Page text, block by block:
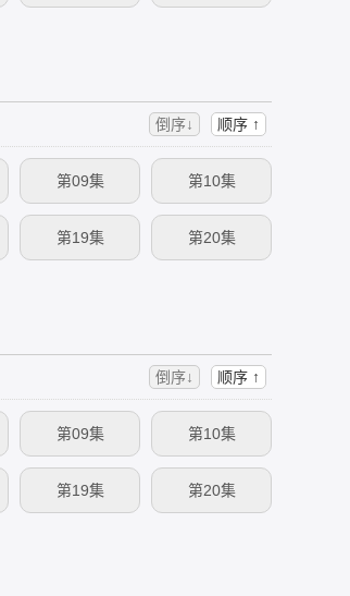
倒序↓ 顺序 ↑
第09集 第10集
第19集 第20集
倒序↓ 顺序 ↑
第09集 第10集
第19集 第20集